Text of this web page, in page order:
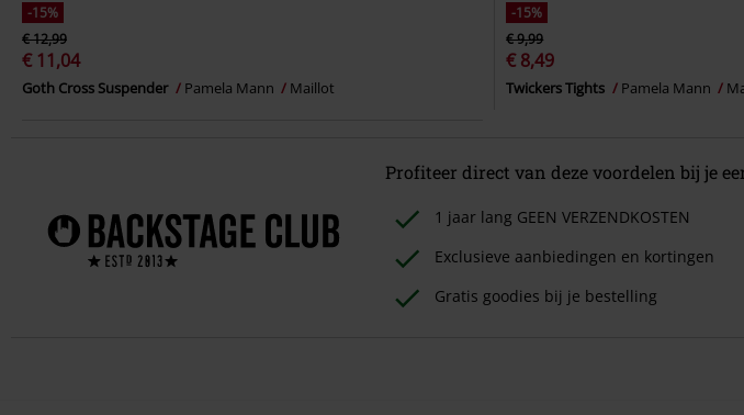
-15%
€ 12,99
€ 11,04
Goth Cross Suspender Pamela Mann Maillot
-15%
€ 9,99
€ 8,49
Twickers Tights Pamela Mann
Profiteer direct van deze voordelen bij je
1 jaar lang GEEN VERZENDKOSTEN
Exclusieve aanbiedingen en kortingen
Gratis goodies bij je bestelling